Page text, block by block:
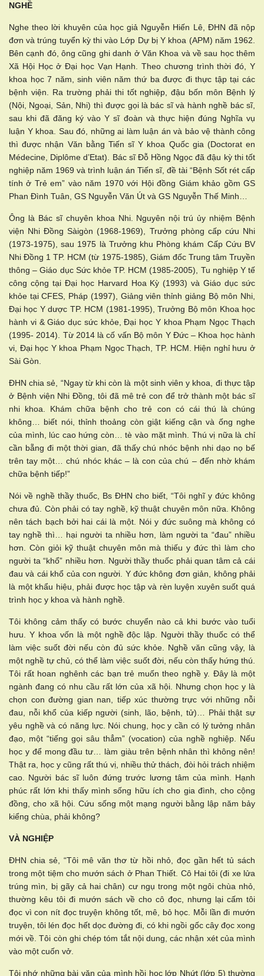
NGHỀ
Nghe theo lời khuyên của học giả Nguyễn Hiến Lê, ĐHN đã nộp
đơn và trúng tuyển kỳ thi vào Lớp Dự bị Y khoa (APM) năm 1962.
Bên cạnh đó, ông cũng ghi danh ở Văn Khoa và về sau học thêm
Xã Hội Học ở Đại học Vạn Hạnh. Theo chương trình thời đó, Y
khoa học 7 năm, sinh viên năm thứ ba được đi thực tập tại các
bệnh viện. Ra trường phải thi tốt nghiệp, đậu bốn môn Bệnh lý
(Nội, Ngoại, Sản, Nhi) thì được gọi là bác sĩ và hành nghề bác sĩ,
sau khi đã đăng ký vào Y sĩ đoàn và thực hiện đúng Nghĩa vụ
luận Y khoa. Sau đó, những ai làm luận án và bảo vệ thành công
thì được nhận Văn bằng Tiến sĩ Y khoa Quốc gia (Doctorat en
Médecine, Diplôme d’Etat). Bác sĩ Đỗ Hồng Ngọc đã đậu kỳ thi tốt
nghiệp năm 1969 và trình luận án Tiến sĩ, đề tài “Bệnh Sốt rét cấp
tính ở Trẻ em” vào năm 1970 với Hội đồng Giám khảo gồm GS
Phan Đình Tuân, GS Nguyễn Văn Út và GS Nguyễn Thế Minh…
Ông là Bác sĩ chuyên khoa Nhi. Nguyên nội trú ủy nhiệm Bệnh
viện Nhi Đồng Sàigòn (1968-1969), Trưởng phòng cấp cứu Nhi
(1973-1975), sau 1975 là Trưởng khu Phòng khám Cấp Cứu BV
Nhi Đồng 1 TP. HCM (từ 1975-1985), Giám đốc Trung tâm Truyền
thông – Giáo dục Sức khỏe TP. HCM (1985-2005), Tu nghiệp Y tế
công cộng tại Đại học Harvard Hoa Kỳ (1993) và Giáo dục sức
khỏe tại CFES, Pháp (1997), Giảng viên thỉnh giảng Bộ môn Nhi,
Đại học Y dược TP. HCM (1981-1995), Trưởng Bộ môn Khoa học
hành vi & Giáo dục sức khỏe, Đại học Y khoa Phạm Ngọc Thạch
(1995- 2014). Từ 2014 là cố vấn Bộ môn Y Đức – Khoa học hành
vi, Đại học Y khoa Phạm Ngọc Thạch, TP. HCM. Hiện nghỉ hưu ở
Sài Gòn.
ĐHN chia sẻ, “Ngay từ khi còn là một sinh viên y khoa, đi thực tập
ở Bệnh viện Nhi Đồng, tôi đã mê trẻ con để trở thành một bác sĩ
nhi khoa. Khám chữa bệnh cho trẻ con có cái thú là chúng
không… biết nói, thỉnh thoảng còn giật kiếng cận và ống nghe
của mình, lúc cao hứng còn… tè vào mặt mình. Thú vị nữa là chỉ
cần bẵng đi một thời gian, đã thấy chú nhóc bệnh nhi dạo nọ bế
trên tay một… chú nhóc khác – là con của chú – đến nhờ khám
chữa bệnh tiếp!”
Nói về nghề thầy thuốc, Bs ĐHN cho biết, “Tôi nghĩ y đức không
chưa đủ. Còn phải có tay nghề, kỹ thuật chuyên môn nữa. Không
nên tách bạch bởi hai cái là một. Nói y đức suông mà không có
tay nghề thì… hại người ta nhiều hơn, làm người ta “đau” nhiều
hơn. Còn giỏi kỹ thuật chuyên môn mà thiếu y đức thì làm cho
người ta “khổ” nhiều hơn. Người thầy thuốc phải quan tâm cả cái
đau và cái khổ của con người. Y đức không đơn giản, không phải
là một khẩu hiệu, phải được học tập và rèn luyện xuyên suốt quá
trình học y khoa và hành nghề.
Tôi không cảm thấy có bước chuyển nào cả khi bước vào tuổi
hưu. Y khoa vốn là một nghề độc lập. Người thầy thuốc có thể
làm việc suốt đời nếu còn đủ sức khỏe. Nghề văn cũng vậy, là
một nghề tự chủ, có thể làm việc suốt đời, nếu còn thấy hứng thú.
Tôi rất hoan nghênh các bạn trẻ muốn theo nghề y. Đây là một
ngành đang có nhu cầu rất lớn của xã hội. Nhưng chọn học y là
chọn con đường gian nan, tiếp xúc thường trực với những nỗi
đau, nỗi khổ của kiếp người (sinh, lão, bệnh, tử)… Phải thật sự
yêu nghề và có năng lực. Nói chung, học y cần có lý tưởng nhân
đạo, một “tiếng gọi sâu thẳm” (vocation) của nghề nghiệp. Nếu
học y để mong đầu tư… làm giàu trên bệnh nhân thì không nên!
Thật ra, học y cũng rất thú vị, nhiều thử thách, đòi hỏi trách nhiệm
cao. Người bác sĩ luôn đứng trước lương tâm của mình. Hạnh
phúc rất lớn khi thấy mình sống hữu ích cho gia đình, cho cộng
đồng, cho xã hội. Cứu sống một mạng người bằng lập năm bảy
kiểng chùa, phải không?
VÀ NGHIỆP
ĐHN chia sẻ, “Tôi mê văn thơ từ hồi nhỏ, đọc gần hết tủ sách
trong một tiệm cho mướn sách ở Phan Thiết. Cô Hai tôi (đi xe lửa
trúng mìn, bị gãy cả hai chân) cư ngụ trong một ngôi chùa nhỏ,
thường kêu tôi đi mướn sách về cho cô đọc, nhưng lại cấm tôi
đọc vì con nít đọc truyện không tốt, mê, bỏ học. Mỗi lần đi mướn
truyện, tôi lén đọc hết dọc đường đi, có khi ngồi gốc cây đọc xong
mới về. Tôi còn ghi chép tóm tắt nội dung, các nhận xét của mình
vào một cuốn vở.
Tôi nhớ những bài văn của mình hồi học lớp Nhứt (lớp 5) thường